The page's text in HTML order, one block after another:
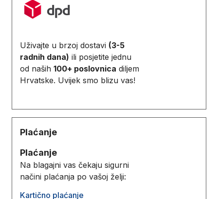
Uživajte u brzoj dostavi (3-5
radnih dana) ili posjetite jednu
od naših 100+ poslovnica diljem
Hrvatske. Uvijek smo blizu vas!
Plaćanje
Plaćanje
Na blagajni vas čekaju sigurni
načini plaćanja po vašoj želji:
Kartično plaćanje